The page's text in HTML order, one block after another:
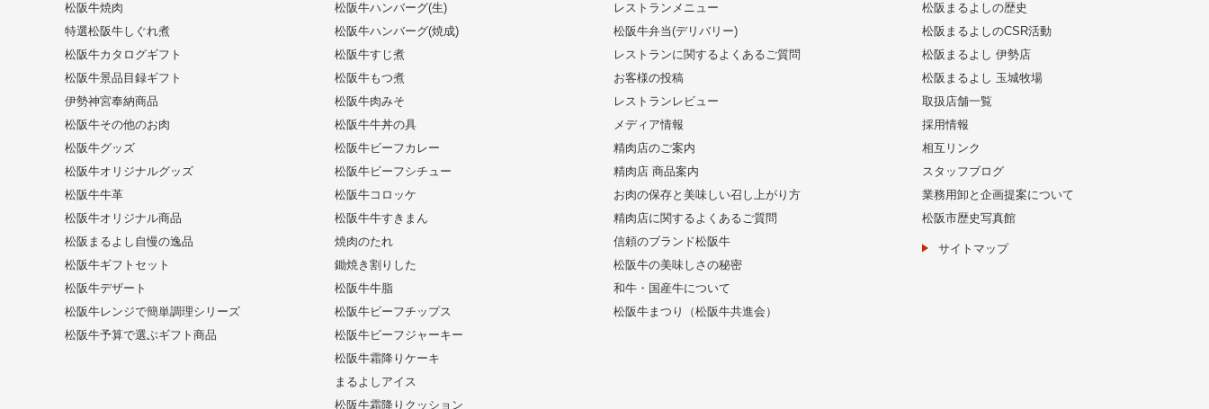
松阪牛焼肉
特選松阪牛しぐれ煮
松阪牛カタログギフト
松阪牛景品目録ギフト
伊勢神宮奉納商品
松阪牛その他のお肉
松阪牛グッズ
松阪牛オリジナルグッズ
松阪牛牛革
松阪牛オリジナル商品
松阪まるよし自慢の逸品
松阪牛ギフトセット
松阪牛デザート
松阪牛レンジで簡単調理シリーズ
松阪牛予算で選ぶギフト商品
松阪牛ハンバーグ(生)
松阪牛ハンバーグ(焼成)
松阪牛すじ煮
松阪牛もつ煮
松阪牛肉みそ
松阪牛牛丼の具
松阪牛ビーフカレー
松阪牛ビーフシチュー
松阪牛コロッケ
松阪牛牛すきまん
焼肉のたれ
鋤焼き割りした
松阪牛牛脂
松阪牛ビーフチップス
松阪牛ビーフジャーキー
松阪牛霜降りケーキ
まるよしアイス
松阪牛霜降りクッション
レストランメニュー
松阪牛弁当(デリバリー)
レストランに関するよくあるご質問
お客様の投稿
レストランレビュー
メディア情報
精肉店のご案内
精肉店 商品案内
お肉の保存と美味しい召し上がり方
精肉店に関するよくあるご質問
信頼のブランド松阪牛
松阪牛の美味しさの秘密
和牛・国産牛について
松阪牛まつり（松阪牛共進会）
松阪まるよしの歴史
松阪まるよしのCSR活動
松阪まるよし 伊勢店
松阪まるよし 玉城牧場
取扱店舗一覧
採用情報
相互リンク
スタッフブログ
業務用卸と企画提案について
松阪市歴史写真館
サイトマップ